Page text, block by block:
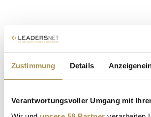
Zustimmung Details
Verantwortungsvoller Umgang mit